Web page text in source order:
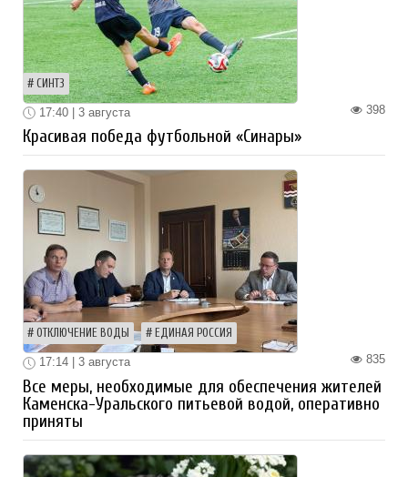
СИНТЗ
398
17:40 | 3 августа
Красивая победа футбольной «Синары»
ОТКЛЮЧЕНИЕ ВОДЫ ЕДИНАЯ РОССИЯ
835
17:14 | 3 августа
Все меры, необходимые для обеспечения жителей
Каменска-Уральского питьевой водой, оперативно
приняты